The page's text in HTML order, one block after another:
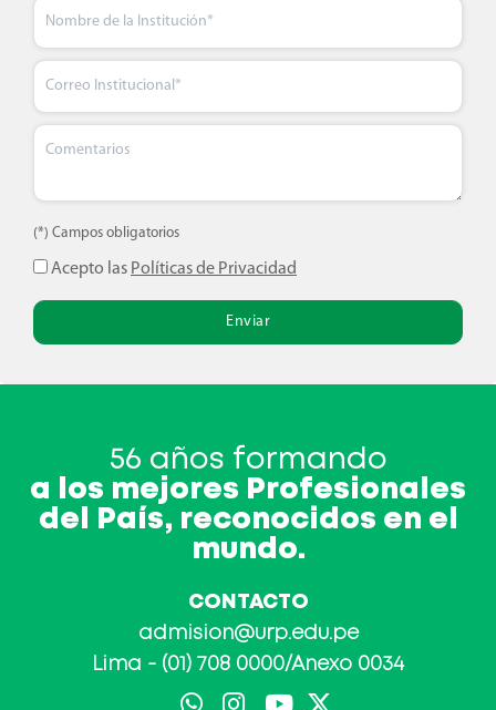
(*) Campos obligatorios
Acepto las Políticas de Privacidad
Enviar
56 años formando
a los mejores Profesionales
del País, reconocidos en el
mundo.
CONTACTO
admision@urp.edu.pe
Lima - (01) 708 0000/Anexo 0034